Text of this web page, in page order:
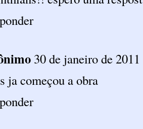
30 de janeiro de
ja começou a obra